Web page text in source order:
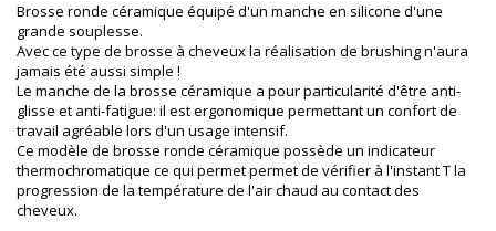
Brosse ronde céramique équipé d'un manche en silicone d'une
grande souplesse.
Avec ce type de brosse à cheveux la réalisation de brushing n'aura
jamais été aussi simple !
Le manche de la brosse céramique a pour particularité d'être anti-
glisse et anti-fatigue: il est ergonomique permettant un confort de
travail agréable lors d'un usage intensif.
Ce modèle de brosse ronde céramique possède un indicateur
thermochromatique ce qui permet permet de vérifier à l'instant T la
progression de la température de l'air chaud au contact des
cheveux.